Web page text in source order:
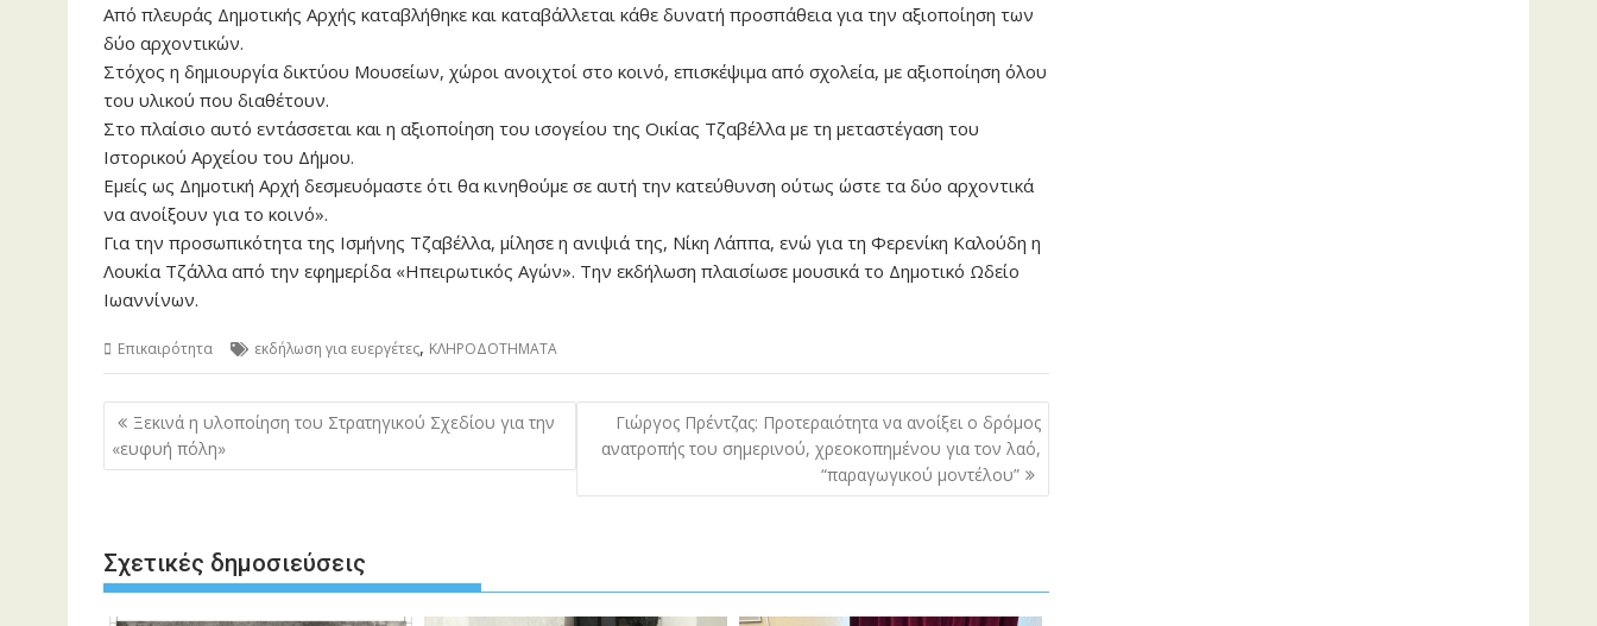
Από πλευράς Δημοτικής Αρχής καταβλήθηκε και καταβάλλεται κάθε δυνατή προσπάθεια για την αξιοποίηση των
δύο αρχοντικών.
Στόχος η δημιουργία δικτύου Μουσείων, χώροι ανοιχτοί στο κοινό, επισκέψιμα από σχολεία, με αξιοποίηση όλου
του υλικού που διαθέτουν.
Στο πλαίσιο αυτό εντάσσεται και η αξιοποίηση του ισογείου της Οικίας Τζαβέλλα με τη μεταστέγαση του
Ιστορικού Αρχείου του Δήμου.
Εμείς ως Δημοτική Αρχή δεσμευόμαστε ότι θα κινηθούμε σε αυτή την κατεύθυνση ούτως ώστε τα δύο αρχοντικά
να ανοίξουν για το κοινό».
Για την προσωπικότητα της Ισμήνης Τζαβέλλα, μίλησε η ανιψιά της, Νίκη Λάππα, ενώ για τη Φερενίκη Καλούδη η
Λουκία Τζάλλα από την εφημερίδα «Ηπειρωτικός Αγών». Την εκδήλωση πλαισίωσε μουσικά το Δημοτικό Ωδείο
Ιωαννίνων.
Επικαιρότητα εκδήλωση για ευεργέτες, ΚΛΗΡΟΔΟΤΗΜΑΤΑ
Πλοήγηση
άρθρων
Ξεκινά η υλοποίηση του Στρατηγικού Σχεδίου για την
«ευφυή πόλη»
Γιώργος Πρέντζας: Προτεραιότητα να ανοίξει ο δρόμος
ανατροπής του σημερινού, χρεοκοπημένου για τον λαό,
“παραγωγικού μοντέλου”
Σχετικές δημοσιεύσεις